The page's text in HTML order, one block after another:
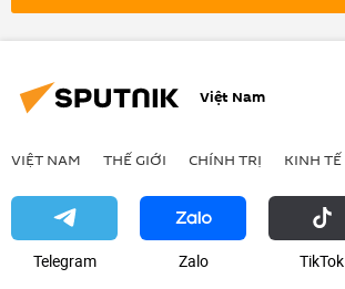
trừng phạt
Việt Nam
VIỆT NAM THẾ GIỚI CHÍNH TRỊ KINH TẾ
Telegram Zalo ТikТоk